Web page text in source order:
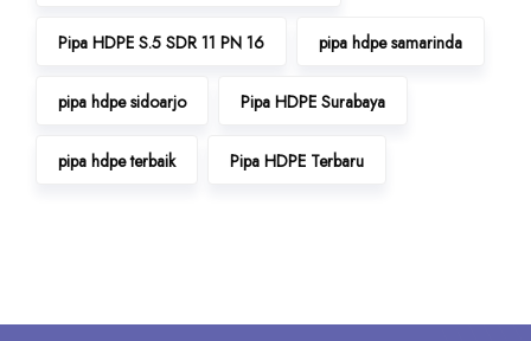
Pipa HDPE S.5 SDR 11 PN 16 pipa hdpe samarinda
pipa hdpe sidoarjo Pipa HDPE Surabaya
pipa hdpe terbaik Pipa HDPE Terbaru